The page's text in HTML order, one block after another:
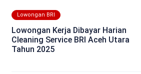
Lowongan BRI
Lowongan Kerja Dibayar Harian
Cleaning Service BRI Aceh Utara
Tahun 2025